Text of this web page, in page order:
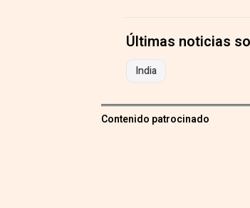
Últimas noticias
India
Contenido patrocinado